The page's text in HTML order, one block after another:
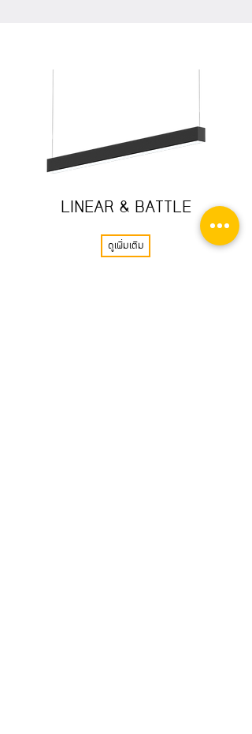
LINEAR & BATTLE
ดูเพิ่มเติม